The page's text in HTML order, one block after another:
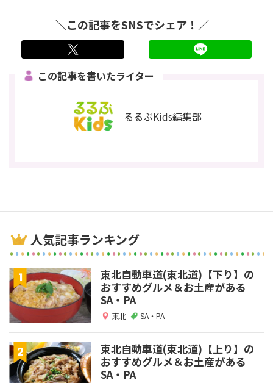
＼この記事をSNSでシェア！／
この記事を書いたライター
るるぶKids編集部
人気記事ランキング
東北自動車道(東北道)【下り】の
おすすめグルメ＆お土産がある
SA・PA
東北 SA・PA
東北自動車道(東北道)【上り】の
おすすめグルメ＆お土産がある
SA・PA